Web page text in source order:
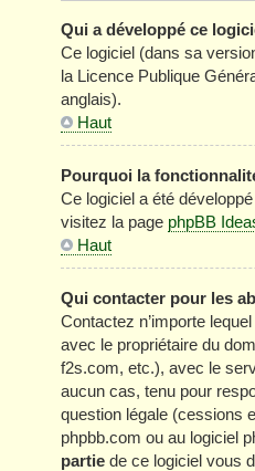
Qui a développé ce
Ce logiciel (dans sa
la Licence Publique
anglais).
Haut
Pourquoi la
Ce logiciel a été
visitez la page phpBB
Haut
Qui contacter pour les
Contactez n’importe
avec le propriétaire du
f2s.com, etc.), avec le
aucun cas, tenu pour
question légale (cessions
phpbb.com ou au logiciel
partie de ce logiciel vous